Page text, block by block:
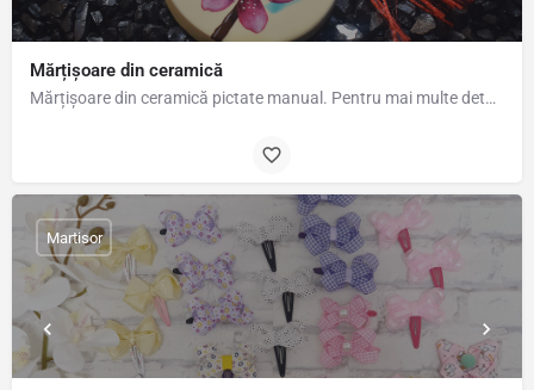
Mărțișoare din ceramică
Mărțișoare din ceramică pictate manual. Pentru mai multe detalii și comenzi vă aștept cu drag pe pagina de…
Martisor